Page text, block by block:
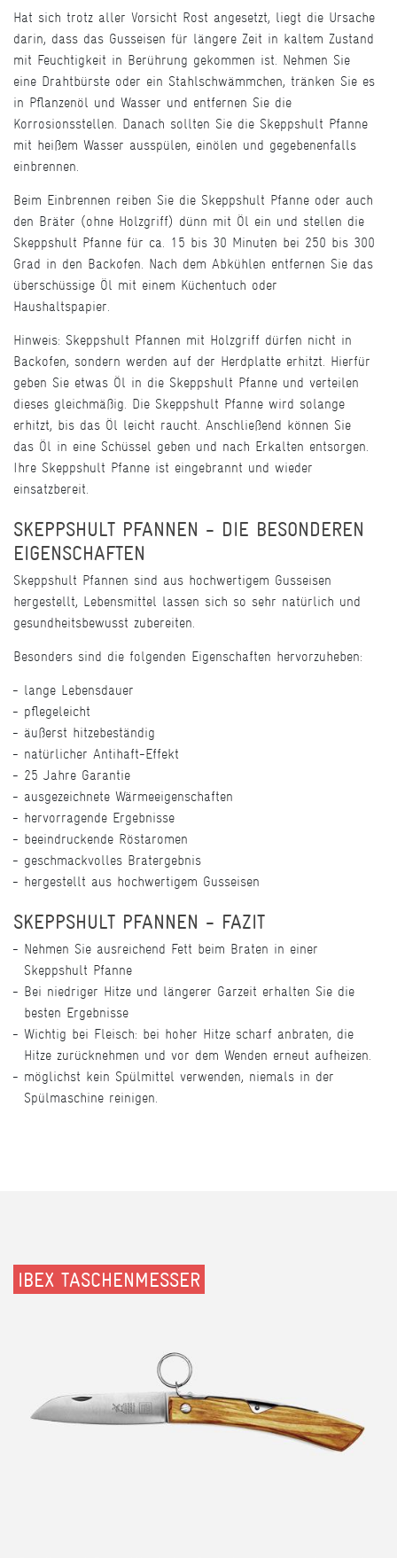
Hat sich trotz aller Vorsicht Rost angesetzt, liegt die Ursache
darin, dass das Gusseisen für längere Zeit in kaltem Zustand
mit Feuchtigkeit in Berührung gekommen ist. Nehmen Sie
eine Drahtbürste oder ein Stahlschwämmchen, tränken Sie es
in Pflanzenöl und Wasser und entfernen Sie die
Korrosionsstellen. Danach sollten Sie die Skeppshult Pfanne
mit heißem Wasser ausspülen, einölen und gegebenenfalls
einbrennen.
Beim Einbrennen reiben Sie die Skeppshult Pfanne oder auch
den Bräter (ohne Holzgriff) dünn mit Öl ein und stellen die
Skeppshult Pfanne für ca. 15 bis 30 Minuten bei 250 bis 300
Grad in den Backofen. Nach dem Abkühlen entfernen Sie das
überschüssige Öl mit einem Küchentuch oder
Haushaltspapier.
Hinweis: Skeppshult Pfannen mit Holzgriff dürfen nicht in
Backofen, sondern werden auf der Herdplatte erhitzt. Hierfür
geben Sie etwas Öl in die Skeppshult Pfanne und verteilen
dieses gleichmäßig. Die Skeppshult Pfanne wird solange
erhitzt, bis das Öl leicht raucht. Anschließend können Sie
das Öl in eine Schüssel geben und nach Erkalten entsorgen.
Ihre Skeppshult Pfanne ist eingebrannt und wieder
einsatzbereit.
SKEPPSHULT PFANNEN - DIE BESONDEREN
EIGENSCHAFTEN
Skeppshult Pfannen sind aus hochwertigem Gusseisen
hergestellt, Lebensmittel lassen sich so sehr natürlich und
gesundheitsbewusst zubereiten.
Besonders sind die folgenden Eigenschaften hervorzuheben:
lange Lebensdauer
pflegeleicht
äußerst hitzebeständig
natürlicher Antihaft-Effekt
25 Jahre Garantie
ausgezeichnete Wärmeeigenschaften
hervorragende Ergebnisse
beeindruckende Röstaromen
geschmackvolles Bratergebnis
hergestellt aus hochwertigem Gusseisen
SKEPPSHULT PFANNEN - FAZIT
Nehmen Sie ausreichend Fett beim Braten in einer
Skeppshult Pfanne
Bei niedriger Hitze und längerer Garzeit erhalten Sie die
besten Ergebnisse
Wichtig bei Fleisch: bei hoher Hitze scharf anbraten, die
Hitze zurücknehmen und vor dem Wenden erneut aufheizen.
möglichst kein Spülmittel verwenden, niemals in der
Spülmaschine reinigen.
IBEX TASCHENMESSER